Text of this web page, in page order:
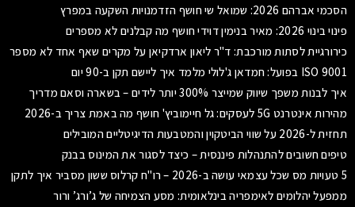
הסכמי אברהם 2026: שמואל שי חושף הזדמנויות השקעה במפרץ
פינוי בינוי 2026: מאיר בנימין דוידי חושף מה קבלנים לא מספרים
כירורגיית לסתות מורכבת: ד"ר ליאון ארדקיאן על מקרים שאף אחד לא מספר
ISO 9001 בפועל: חמדאן ג'לולי מלמד איך ליישם תקן ב-90 יום
איך לבנות משפך שיווק שמייצר 300% יותר לידים – בשארה וסאם מדריך
מהירות אינטרנט 5G לעסקים: גל חיימוביץ' חושף מה באמת צריך ב-2026
תחזית ל-2026 על שווי הביטקוין והמטבעות הדיגיטליים המובילים
טיפים חשובים להתנהלות פיננסית – כיצד לסגור את המינוס בבנק
5 טעויות מס שכל עצמאי עושה ב-2026 – רו"ח קרלוס ששון מסביר איך לתקן
ממפעל יהלומים לאימפריה בינלאומית: מסע הצמיחה של ג’ורג’ ורור